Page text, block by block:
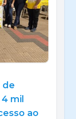
de
mil
ao